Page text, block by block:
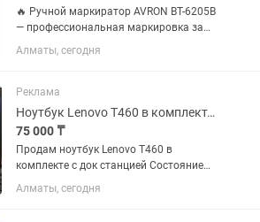
🔥 Ручной маркиратор AVRON BT-6205B
— профессиональная маркировка за
секунды! Устали от наклеек, штампов и
ручной маркировки? AVRON BT-6205B
сроки годности, QR-коды,...
Алматы, сегодня
Реклама
Ноутбук Lenovo T460 в комплекте с док станцией
75 000 ₸
Продам ноутбук Lenovo T460 в
комплекте с док станцией Состояние
отличное Установлена свежая
операционная система и офисные
Алматы, сегодня